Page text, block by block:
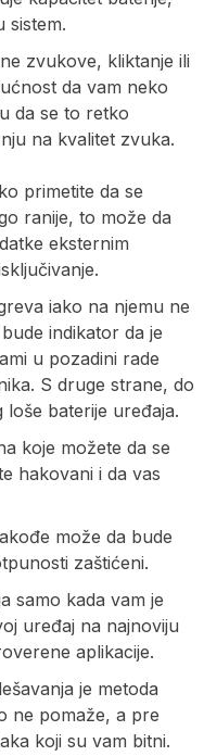
sistem.
zvukove, kliktanje ili
da vam neko
da se to retko
na kvalitet zvuka.
primetite da se
ranije, to može da
eksternim
iako na njemu ne
indikator da je
u pozadini rade
S druge strane, do
baterije uređaja.
koje možete da se
hakovani i da vas
može da bude
zaštićeni.
samo kada vam je
uređaj na najnoviju
aplikacije.
je metoda
ne pomaže, a pre
koji su vam bitni.